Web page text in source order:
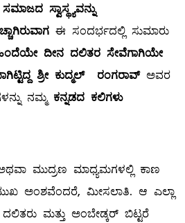
ಸ್ವಾಸ್ಥ್ಯವನ್ನು
ಈ ಸಂದರ್ಭದಲ್ಲಿ ಸುಮಾರು
ದೀನ ದಲಿತರ ಸೇವೆಗಾಗಿಯೇ
ಶ್ರೀ ಕುದ್ಮಲ್ ರಂಗರಾವ್ಅವರ
ನಮ್ಮ ಕನ್ನಡದ ಕಲಿಗಳು
ಮುದ್ರಣ ಮಾಧ್ಯಮಗಳಲ್ಲಿ ಕಾಣ
ಅಂಶವೆಂದರೆ, ಮೀಸಲಾತಿ. ಆ ಎಲ್ಲಾ
ಮತ್ತು ಅಂಬೇಡ್ಕರ್ ಬಿಟ್ಟರೆ